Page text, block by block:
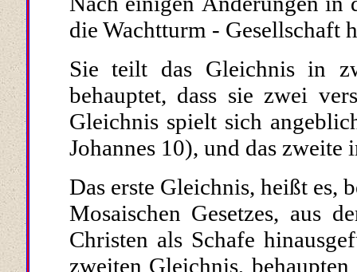
die Wachtturm - Gesellschaft
Sie teilt das Gleichnis in
behauptet, dass sie zwei
Gleichnis spielt sich
Johannes 10), und das zweite
Das erste Gleichnis, heißt es,
Mosaischen Gesetzes, aus
Christen als Schafe
zweiten Gleichnis,